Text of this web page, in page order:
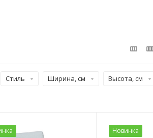
Стиль Ширина, см Высота, см
Новинка